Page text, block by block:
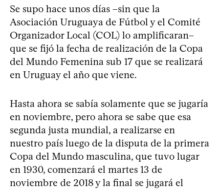
Se supo hace unos días –sin que la
Asociación Uruguaya de Fútbol y el Comité
Organizador Local (COL) lo amplificaran–
que se fijó la fecha de realización de la Copa
del Mundo Femenina sub 17 que se realizará
en Uruguay el año que viene.
Hasta ahora se sabía solamente que se jugaría
en noviembre, pero ahora se sabe que esa
segunda justa mundial, a realizarse en
nuestro país luego de la disputa de la primera
Copa del Mundo masculina, que tuvo lugar
en 1930, comenzará el martes 13 de
noviembre de 2018 y la final se jugará el